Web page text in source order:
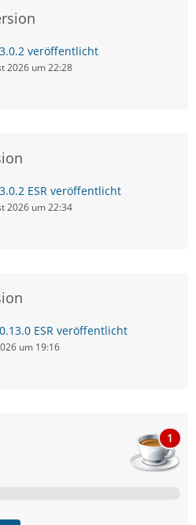
veröffentlicht
2026 um 22:28
ESR veröffentlicht
2026 um 22:34
ESR veröffentlicht
um 19:16
1